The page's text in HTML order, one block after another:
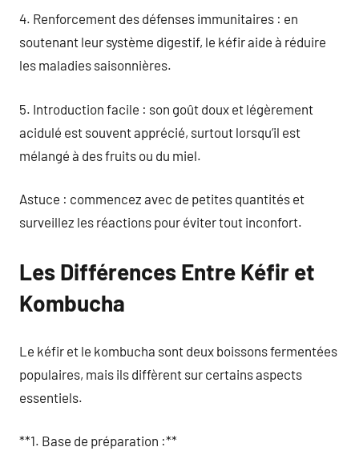
4. Renforcement des défenses immunitaires : en
soutenant leur système digestif, le kéfir aide à réduire
les maladies saisonnières.
5. Introduction facile : son goût doux et légèrement
acidulé est souvent apprécié, surtout lorsqu’il est
mélangé à des fruits ou du miel.
Astuce : commencez avec de petites quantités et
surveillez les réactions pour éviter tout inconfort.
Les Différences Entre Kéfir et
Kombucha
Le kéfir et le kombucha sont deux boissons fermentées
populaires, mais ils diffèrent sur certains aspects
essentiels.
**1. Base de préparation :**